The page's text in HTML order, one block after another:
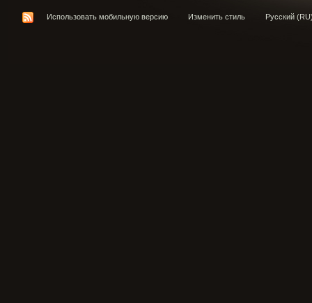
Использовать мобильную версию Изменить стиль Русский